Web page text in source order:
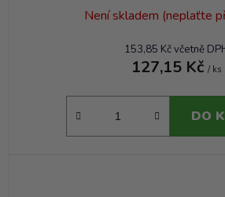
Není skladem (neplaťte
153,85 Kč včetně
127,15 Kč / ks
DO